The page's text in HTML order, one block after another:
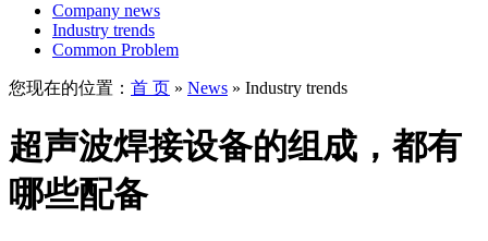
Company news
Industry trends
Common Problem
您现在的位置： 首 页 » News » Industry trends
超声波焊接设备的组成，都有
哪些配备